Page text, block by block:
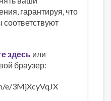
гарантируя, что
соответствуют
здесь или
браузер:
e/3MjXcyVqJX